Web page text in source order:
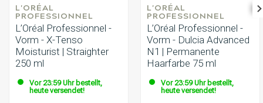
L'ORÉAL
PROFESSIONNEL
L’Oréal Professionnel -
Vorm - X-Tenso
Moisturist | Straighter
250 ml
Vor 23:59 Uhr bestellt,
heute versendet!
L'ORÉAL
PROFESSIONNEL
L’Oréal Professionnel -
Vorm - Dulcia Advanced
N1 | Permanente
Haarfarbe 75 ml
Vor 23:59 Uhr bestellt,
heute versendet!